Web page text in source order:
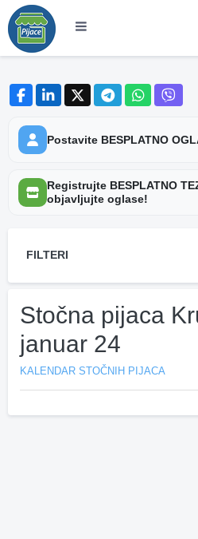
Postavite BESPLATNO
Registrujte BESPLATNO
objavljujte oglase!
FILTERI
Stočna pijaca
januar 24
KALENDAR STOČNIH PIJACA